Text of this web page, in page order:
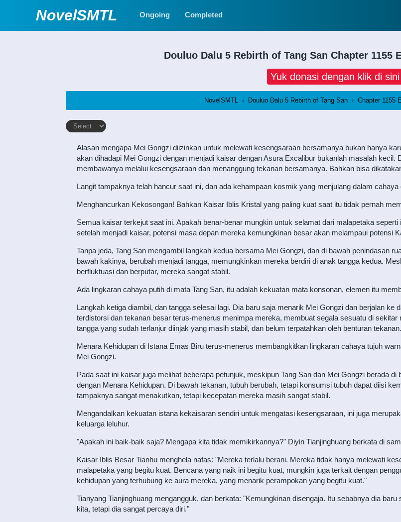
NovelSMTL Ongoing Completed
Douluo Dalu 5 Rebirth of Tang San Chapter 1155
Yuk donasi dengan klik di sini
NovelSMTL › Douluo Dalu 5 Rebirth of Tang San › Chapter 1155
Alasan mengapa Mei Gongzi diizinkan untuk melewati kesengsaraan bersamanya bukan hanya
akan dihadapi Mei Gongzi dengan menjadi kaisar dengan Asura Excalibur bukanlah masalah kecil.
membawanya melalui kesengsaraan dan menanggung tekanan bersamanya. Bahkan bisa
Langit tampaknya telah hancur saat ini, dan ada kehampaan kosmik yang menjulang dalam
Menghancurkan Kekosongan! Bahkan Kaisar Iblis Kristal yang paling kuat saat itu tidak pernah
Semua kaisar terkejut saat ini. Apakah benar-benar mungkin untuk selamat dari malapetaka
setelah menjadi kaisar, potensi masa depan mereka kemungkinan besar akan melampaui potensi
Tanpa jeda, Tang San mengambil langkah kedua bersama Mei Gongzi, dan di bawah penindasan
bawah kakinya, berubah menjadi tangga, memungkinkan mereka berdiri di anak tangga kedua.
berfluktuasi dan berputar, mereka sangat stabil.
Ada lingkaran cahaya putih di mata Tang San, itu adalah kekuatan mata konsonan, elemen itu
Langkah ketiga diambil, dan tangga selesai lagi. Dia baru saja menarik Mei Gongzi dan berjalan
terdistorsi dan tekanan besar terus-menerus menimpa mereka, membuat segala sesuatu di
tangga yang sudah terlanjur diinjak yang masih stabil, dan belum terpatahkan oleh benturan tekanan.
Menara Kehidupan di Istana Emas Biru terus-menerus membangkitkan lingkaran cahaya tujuh
Mei Gongzi.
Pada saat ini kaisar juga melihat beberapa petunjuk, meskipun Tang San dan Mei Gongzi berada
dengan Menara Kehidupan. Di bawah tekanan, tubuh berubah, tetapi konsumsi tubuh dapat diisi
tampaknya sangat menakutkan, tetapi kecepatan mereka masih sangat stabil.
Mengandalkan kekuatan istana kekaisaran sendiri untuk mengatasi kesengsaraan, ini juga
keluarga leluhur.
"Apakah ini baik-baik saja? Mengapa kita tidak memikirkannya?" Diyin Tianjinghuang berkata di
Kaisar Iblis Besar Tianhu menghela nafas: "Mereka terlalu berani. Mereka tidak hanya melewati
malapetaka yang begitu kuat. Bencana yang naik ini begitu kuat, mungkin juga terkait dengan
kehidupan yang terhubung ke aura mereka, yang menarik perampokan yang begitu kuat."
Tianyang Tianjinghuang mengangguk, dan berkata: "Kemungkinan disengaja. Itu sebabnya dia
kita, tetapi dia sangat percaya diri."